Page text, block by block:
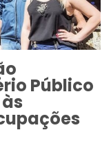
Público